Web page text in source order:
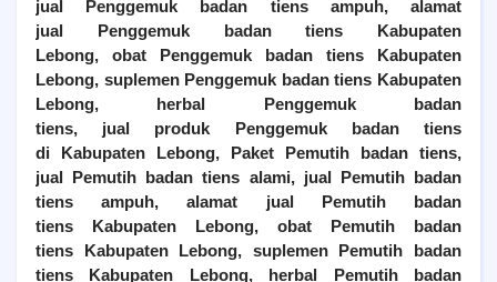
jual Penggemuk badan tiens ampuh, alamat
jual Penggemukbadan tiens Kabupaten
Lebong, obat Penggemuk badan tiens Kabupaten
Lebong, suplemen Penggemuk badan tiens Kabupaten
Lebong, herbal Penggemukbadan
tiens, jual produk Penggemukbadan tiens
di Kabupaten Lebong, Paket Pemutih badan tiens,
jual Pemutih badan tiens alami, jual Pemutihbadan
tiens ampuh, alamat jual Pemutihbadan
tiens Kabupaten Lebong, obat Pemutih badan
tiens Kabupaten Lebong, suplemen Pemutih badan
tiens Kabupaten Lebong, herbal Pemutihbadan